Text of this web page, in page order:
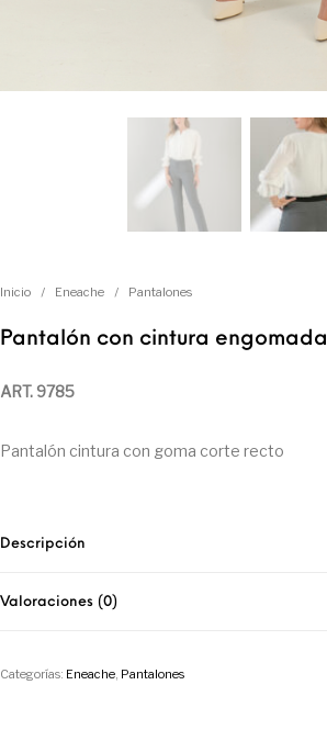
Inicio / Eneache / Pantalones
Pantalón con cintura engomada
ART. 9785
Pantalón cintura con goma corte recto
Descripción
Valoraciones (0)
Categorías: Eneache, Pantalones